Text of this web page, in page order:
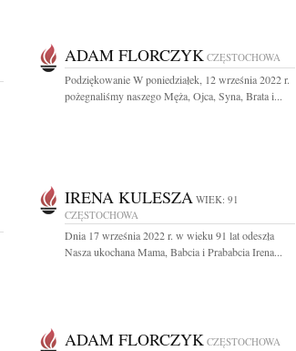
ADAM FLORCZYK CZĘSTOCHOWA
Podziękowanie W poniedziałek, 12 września 2022 r.
pożegnaliśmy naszego Męża, Ojca, Syna, Brata i...
IRENA KULESZA WIEK: 91
CZĘSTOCHOWA
Dnia 17 września 2022 r. w wieku 91 lat odeszła
Nasza ukochana Mama, Babcia i Prababcia Irena...
ADAM FLORCZYK CZĘSTOCHOWA